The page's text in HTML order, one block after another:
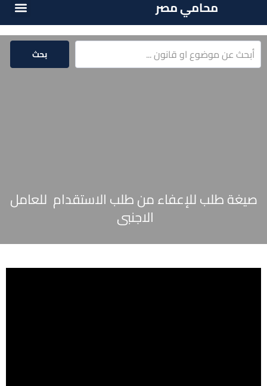
محامي مصر
بحث
صيغة طلب للإعفاء من طلب الاستقدام للعامل
الاجنبى